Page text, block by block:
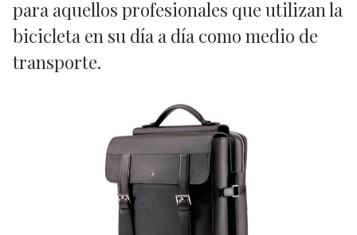
para aquellos profesionales que utilizan la
bicicleta en su día a día como medio de
transporte.